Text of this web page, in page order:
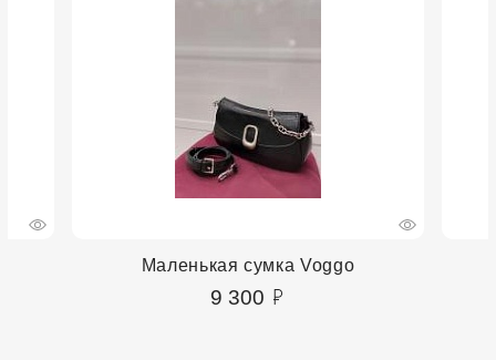
Маленькая сумка Voggo
9 300